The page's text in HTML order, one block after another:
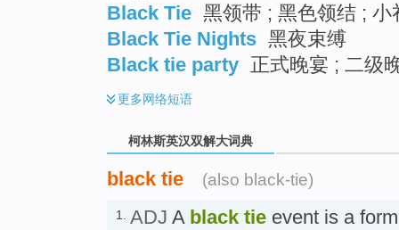
Black Tie 黑领带 ; 黑色领结 ; 小
Black Tie Nights 黑夜束缚
Black tie party 正式晚宴 ; 二级
更多网络短语
柯林斯英汉双解大词典
black tie (also black-tie)
1. ADJ A black tie event is a